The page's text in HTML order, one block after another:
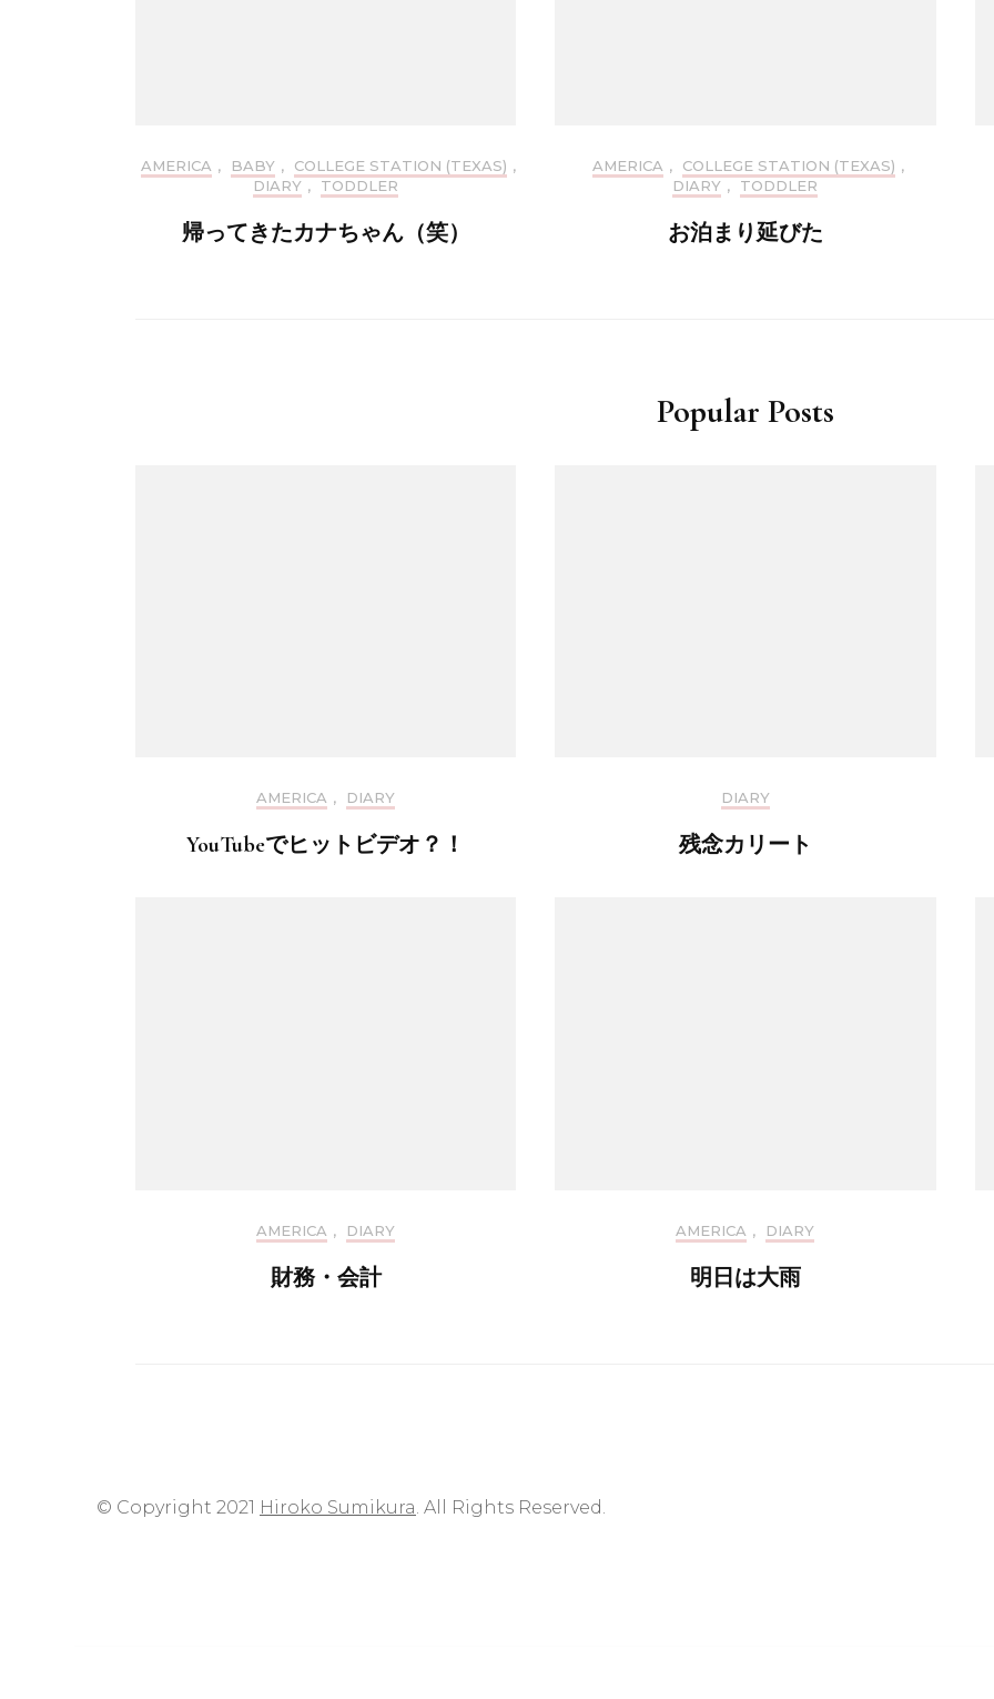
AMERICA , BABY , COLLEGE STATION (TEXAS) ,
DIARY , TODDLER
帰ってきたカナちゃん（笑）
AMERICA , COLLEGE STATION (TEXAS) ,
DIARY , TODDLER
お泊まり延びた
Popular Posts
AMERICA , DIARY
YouTubeでヒットビデオ？！
DIARY
残念カリート
AMERICA , DIARY
財務・会計
AMERICA , DIARY
明日は大雨
© Copyright 2021 Hiroko Sumikura. All Rights Reserved.